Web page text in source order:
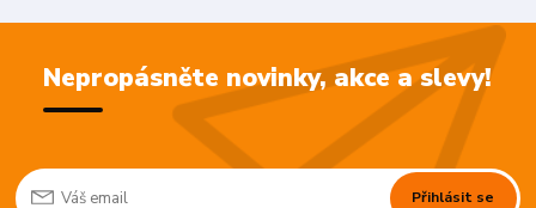
Nepropásněte novinky, akce a slevy!
Přihlásit se